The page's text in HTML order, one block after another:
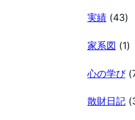
実績(43)
家系図 (1)
心の学び
散財日記